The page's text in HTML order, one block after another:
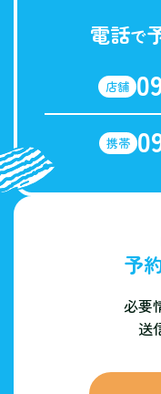
電話で
店舗
携帯
予
必要
送